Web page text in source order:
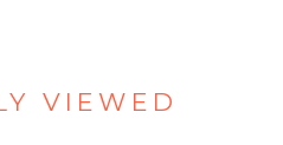
VIEWED